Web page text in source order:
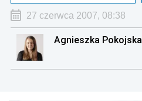
27 czerwca 2007, 08:38
Agnieszka Pokojska